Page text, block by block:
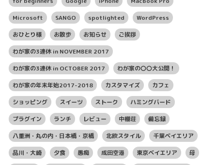
Microsoft SANGO spotlighted WordPress
おひとり様 お散歩 お知らせ ご挨拶
わが家の3連休 in NOVEMBER 2017
わが家の3連休 in OCTOBER 2017 わが家の〇〇大公開！
わが家の年末年始2017-2018 カスタマイズ カフェ
ショッピング スイーツ ストーク ハミングバード
プラグイン ランチ レビュー 中棚荘 備忘録
八重洲・丸の内・日本橋・京橋 北欧スタイル 千葉ベイエリア
品川・大崎 夕食 愚痴 成田空港 東京ベイエリア 母